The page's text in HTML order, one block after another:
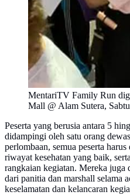
MentariTV Family Run
Mall @ Alam Sutera,
Peserta yang berusia antara 5
didampingi oleh satu orang
perlombaan, semua peserta
riwayat kesehatan yang baik,
rangkaian kegiatan. Mereka juga
dari panitia dan marshall selama
keselamatan dan kelancaran